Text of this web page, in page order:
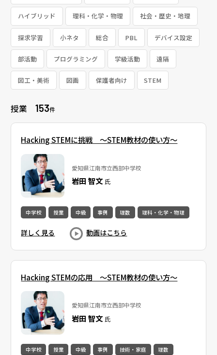
ハイブリッド 理科・化学・物理 社会・歴史・地理
探求学習 小ネタ 総合 PBL デバイス設定
部活動 プログラミング 学級活動 遠隔
図工・美術 図画 保護者向け STEM
授業153件
Hacking STEMに挑戦 〜STEM教材の使い方〜
愛知県江南市立西部中学校
岩田 智文 氏
中学校 授業 中級 事例 理数 理科・化学・物理
詳しく見る 動画はこちら
Hacking STEMの応用 〜STEM教材の使い方〜
愛知県江南市立西部中学校
岩田 智文 氏
中学校 授業 中級 事例 技術・家庭 理数